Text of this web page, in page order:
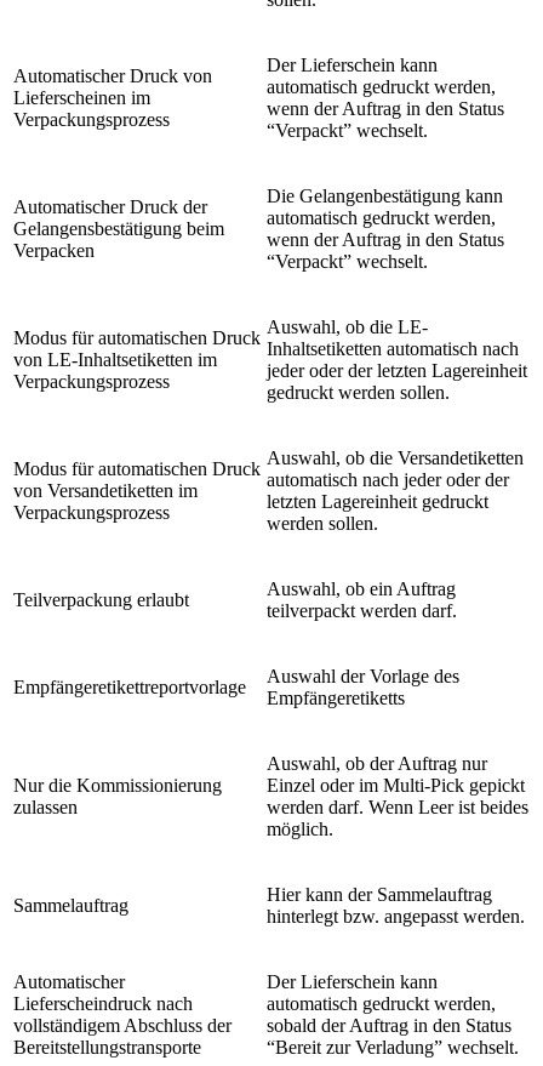
Automatischer Druck von
Lieferscheinen im
Verpackungsprozess
Der Lieferschein kann
automatisch gedruckt werden,
wenn der Auftrag in den Status
“Verpackt” wechselt.
Automatischer Druck der
Gelangensbestätigung beim
Verpacken
Die Gelangenbestätigung kann
automatisch gedruckt werden,
wenn der Auftrag in den Status
“Verpackt” wechselt.
Modus für automatischen Druck
von LE-Inhaltsetiketten im
Verpackungsprozess
Auswahl, ob die LE-
Inhaltsetiketten automatisch nach
jeder oder der letzten Lagereinheit
gedruckt werden sollen.
Modus für automatischen Druck
von Versandetiketten im
Verpackungsprozess
Auswahl, ob die Versandetiketten
automatisch nach jeder oder der
letzten Lagereinheit gedruckt
werden sollen.
Teilverpackung erlaubt
Auswahl, ob ein Auftrag
teilverpackt werden darf.
Empfängeretikettreportvorlage
Auswahl der Vorlage des
Empfängeretiketts
Nur die Kommissionierung
zulassen
Auswahl, ob der Auftrag nur
Einzel oder im Multi-Pick gepickt
werden darf. Wenn Leer ist beides
möglich.
Sammelauftrag
Hier kann der Sammelauftrag
hinterlegt bzw. angepasst werden.
Automatischer
Lieferscheindruck nach
vollständigem Abschluss der
Bereitstellungstransporte
Der Lieferschein kann
automatisch gedruckt werden,
sobald der Auftrag in den Status
“Bereit zur Verladung” wechselt.